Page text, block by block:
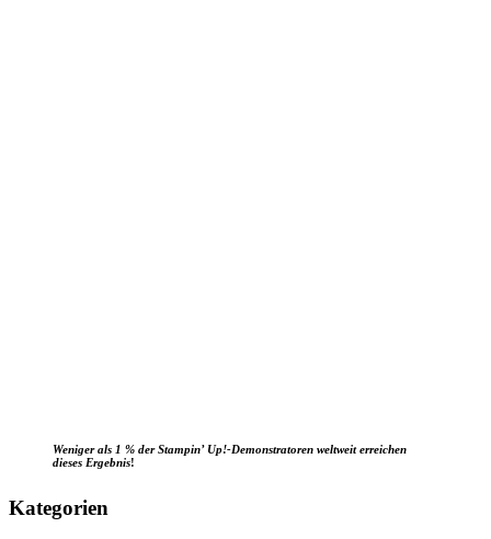
Weniger als 1 % der Stampin’ Up!-Demonstratoren weltweit erreichen
dieses Ergebnis!
Kategorien